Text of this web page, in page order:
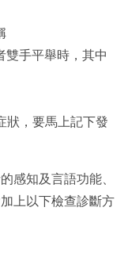
雙手平舉時，其中
狀，要馬上記下發
感知及言語功能、
上以下檢查診斷方